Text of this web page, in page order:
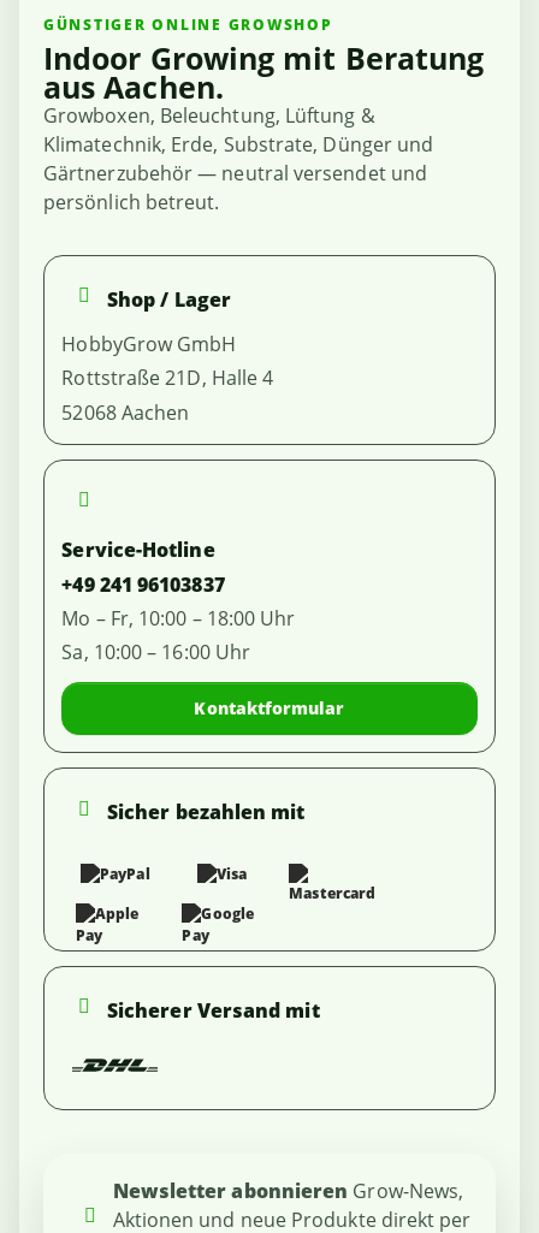
GÜNSTIGER ONLINE GROWSHOP
Indoor Growing mit Beratung
aus Aachen.
Growboxen, Beleuchtung, Lüftung &
Klimatechnik, Erde, Substrate, Dünger und
Gärtnerzubehör — neutral versendet und
persönlich betreut.
Shop / Lager
HobbyGrow GmbH
Rottstraße 21D, Halle 4
52068 Aachen
Service-Hotline
+49 241 96103837
Mo – Fr, 10:00 – 18:00 Uhr
Sa, 10:00 – 16:00 Uhr
Kontaktformular
Sicher bezahlen mit
Sicherer Versand mit
Newsletter abonnieren Grow-News,
Aktionen und neue Produkte direkt per